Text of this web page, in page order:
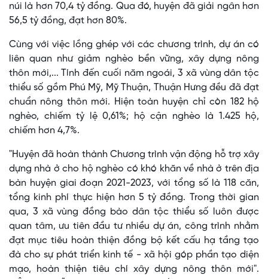
núi là hơn 70,4 tỷ đồng. Qua đó, huyện đã giải ngân hơn
56,5 tỷ đồng, đạt hơn 80%.
Cùng với việc lồng ghép với các chương trình, dự án có
liên quan như giảm nghèo bền vững, xây dựng nông
thôn mới,... Tính đến cuối năm ngoái, 3 xã vùng dân tộc
thiểu số gồm Phú Mỹ, Mỹ Thuận, Thuận Hưng đều đã đạt
chuẩn nông thôn mới. Hiện toàn huyện chỉ còn 182 hộ
nghèo, chiếm tỷ lệ 0,61%; hộ cận nghèo là 1.425 hộ,
chiếm hơn 4,7%.
"Huyện đã hoàn thành Chương trình vận động hỗ trợ xây
dựng nhà ở cho hộ nghèo có khó khăn về nhà ở trên địa
bàn huyện giai đoạn 2021-2023, với tổng số là 118 căn,
tổng kinh phí thực hiện hơn 5 tỷ đồng. Trong thời gian
qua, 3 xã vùng đồng bào dân tộc thiểu số luôn được
quan tâm, ưu tiên đầu tư nhiều dự án, công trình nhằm
đạt mục tiêu hoàn thiện đồng bộ kết cấu hạ tầng tạo
đà cho sự phát triển kinh tế - xã hội góp phần tạo diện
mạo, hoàn thiện tiêu chí xây dựng nông thôn mới".